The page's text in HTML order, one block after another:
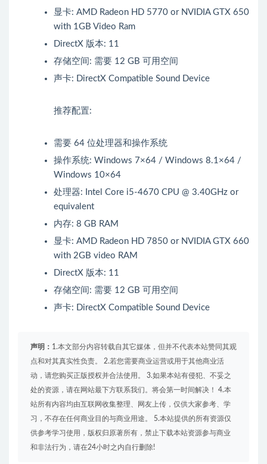
显卡: AMD Radeon HD 5770 or NVIDIA GTX 650
with 1GB Video Ram
DirectX 版本: 11
存储空间: 需要 12 GB 可用空间
声卡: DirectX Compatible Sound Device
推荐配置:
需要 64 位处理器和操作系统
操作系统: Windows 7×64 / Windows 8.1×64 /
Windows 10×64
处理器: Intel Core i5-4670 CPU @ 3.40GHz or
equivalent
内存: 8 GB RAM
显卡: AMD Radeon HD 7850 or NVIDIA GTX 660
with 2GB video RAM
DirectX 版本: 11
存储空间: 需要 12 GB 可用空间
声卡: DirectX Compatible Sound Device
声明： 1.本文部分内容转载自其它媒体，但并不代表本站赞同其观
点和对其真实性负责。 2.若您需要商业运营或用于其他商业活
动，请您购买正版授权并合法使用。 3.如果本站有侵犯、不妥之
处的资源，请在网站最下方联系我们。将会第一时间解决！ 4.本
站所有内容均由互联网收集整理、网友上传，仅供大家参考、学
习，不存在任何商业目的与商业用途。 5.本站提供的所有资源仅
供参考学习使用，版权归原著所有，禁止下载本站资源参与商业
和非法行为，请在24小时之内自行删除!